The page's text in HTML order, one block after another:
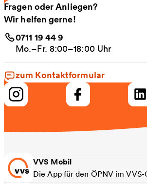
Fragen oder Anliegen?
Wir helfen gerne!
0711 19 44 9
Mo.–Fr. 8:00–18:00 Uhr
zum Kontaktformular
VVS Mobil
Die App für den ÖPNV im VVS-